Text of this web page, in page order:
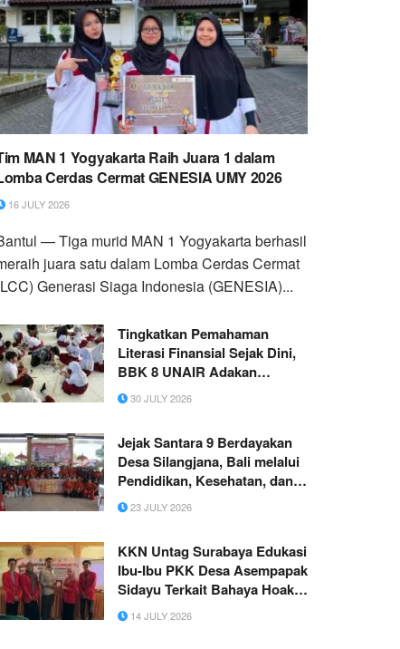
MAN 1 Yogyakarta Raih Juara 1 dalam
Cerdas Cermat GENESIA UMY 2026
16 JULY 2026
— Tiga murid MAN 1 Yogyakarta berhasil
juara satu dalam Lomba Cerdas Cermat
Generasi Siaga Indonesia (GENESIA)...
Tingkatkan Pemahaman
Literasi Finansial Sejak Dini,
BBK 8 UNAIR Adakan
Program “CHELLOW”
30 JULY 2026
Jejak Santara 9 Berdayakan
Desa Silangjana, Bali melalui
Pendidikan, Kesehatan, dan
Pariwisata
23 JULY 2026
KKN Untag Surabaya Edukasi
Ibu-Ibu PKK Desa Asempapak
Sidayu Terkait Bahaya Hoaks
AI dan Hukum UU ITE
14 JULY 2026